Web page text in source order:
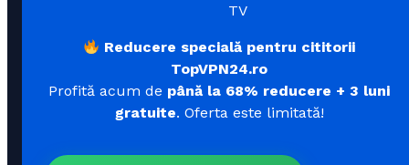
TV
Reducere specială pentru cititorii
TopVPN24.ro
Profită acum de până la 68% reducere + 3 luni
gratuite. Oferta este limitată!